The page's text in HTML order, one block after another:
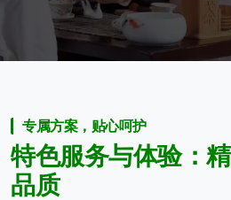
专属方案，贴心呵护
特色服务与体验：精
品质